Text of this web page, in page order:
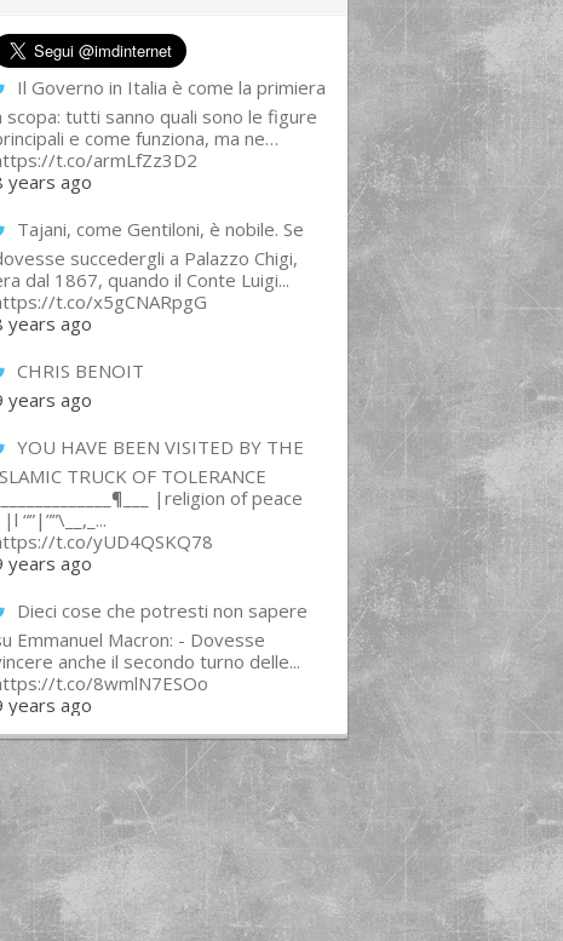
Il Governo in Italia è come la primiera
scopa: tutti sanno quali sono le figure
e come funziona, ma ne…
t.co/armLfZz3D2
years ago
Tajani, come Gentiloni, è nobile. Se
succedergli a Palazzo Chigi,
dal 1867, quando il Conte Luigi...
t.co/x5gCNARpgG
years ago
CHRIS BENOIT
years ago
YOU HAVE BEEN VISITED BY THE
TRUCK OF TOLERANCE
______________¶___ |religion of peace
“”|””\__,_...
t.co/yUD4QSKQ78
years ago
Dieci cose che potresti non sapere
Emmanuel Macron: - Dovesse
anche il secondo turno delle...
t.co/8wmlN7ESOo
years ago